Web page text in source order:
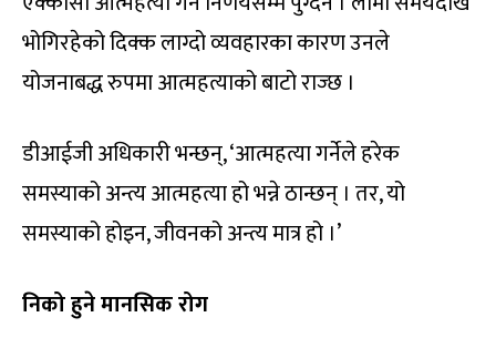
भोगिरहेको दिक्क लाग्दो व्यवहारका कारण उनले
योजनाबद्ध रुपमा आत्महत्याको बाटो राज्छ ।
डीआईजी अधिकारी भन्छन्, ‘आत्महत्या गर्नेले हरेक
समस्याको अन्त्य आत्महत्या हो भन्ने ठान्छन् । तर, यो
समस्याको होइन, जीवनको अन्त्य मात्र हो ।’
निको हुने मानसिक रोग